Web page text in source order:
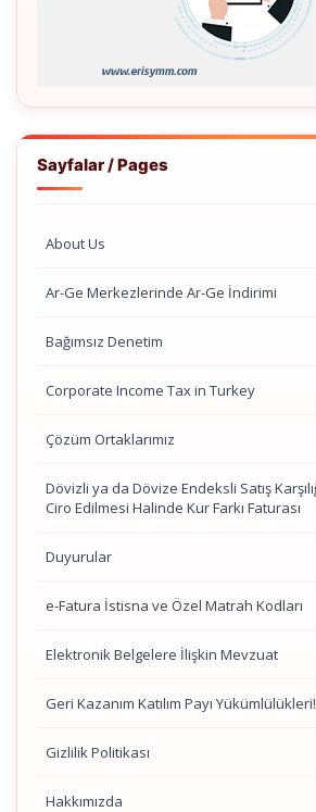
Sayfalar / Pages
About Us
Ar-Ge Merkezlerinde Ar-Ge İndirimi
Bağımsız Denetim
Corporate Income Tax in Turkey
Çözüm Ortaklarımız
Dövizli ya da Dövize Endeksli Satış
Ciro Edilmesi Halinde Kur Farkı Faturası
Duyurular
e-Fatura İstisna ve Özel Matrah Kodları
Elektronik Belgelere İlişkin Mevzuat
Geri Kazanım Katılım Payı Yükümlülükleri!
Gizlilik Politikası
Hakkımızda